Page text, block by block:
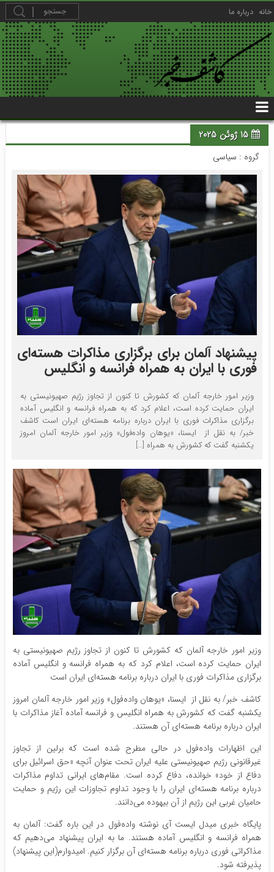
خانه درباره ما
15 ژوئن 2025
گروه : سیاسی
پیشنهاد آلمان برای برگزاری مذاکرات هسته‌ای
فوری با ایران به همراه فرانسه و انگلیس
وزیر امور خارجه آلمان که کشورش تا کنون از تجاوز رژیم صهیونیستی به
ایران حمایت کرده است، اعلام کرد که به همراه فرانسه و انگلیس آماده
برگزاری مذاکرات فوری با ایران درباره برنامه هسته‌ای ایران است کاشف
خبر/ به نقل از ایسنا، «یوهان واده‌‎فول» وزیر امور خارجه آلمان امروز
یکشنبه گفت که کشورش به همراه […]
وزیر امور خارجه آلمان که کشورش تا کنون از تجاوز رژیم صهیونیستی به
ایران حمایت کرده است، اعلام کرد که به همراه فرانسه و انگلیس آماده
برگزاری مذاکرات فوری با ایران درباره برنامه هسته‌ای ایران است
کاشف خبر/ به نقل از ایسنا، «یوهان واده‌‎فول» وزیر امور خارجه آلمان امروز
یکشنبه گفت که کشورش به همراه انگلیس و فرانسه آماده آغاز مذاکرات با
ایران درباره برنامه هسته‌ای آن هستند.
این اظهارات واده‌فول در حالی مطرح شده است که برلین از تجاوز
غیرقانونی رژیم صهیونیستی علیه ایران تحت عنوان آنچه «حق اسرائیل برای
دفاع از خود» خوانده، دفاع کرده است. مقام‌های ایرانی تداوم مذاکرات
درباره برنامه هسته‌ای ایران را با وجود تداوم تجاوزات این رژیم و حمایت
حامیان غربی این رژیم از آن بیهوده می‌دانند.
پایگاه خبری میدل ایست آی نوشته واده‌فول در این باره گفت: آلمان به
همراه فرانسه و انگلیس آماده هستند. ما به ایران پیشنهاد می‌دهیم که
مذاکراتی فوری درباره برنامه هسته‌ای آن برگزار کنیم. امیدوارم(این پیشنهاد)
پذیرفته‌ شود.